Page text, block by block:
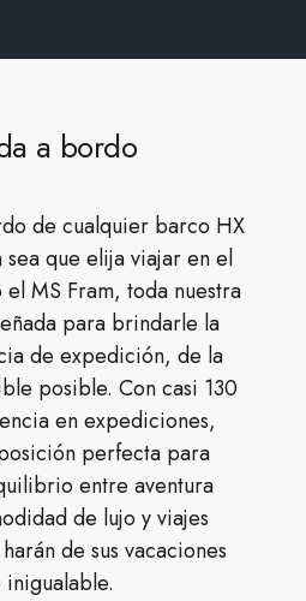
a bordo
de cualquier barco HX
sea que elija viajar en el
MS Fram, toda nuestra
para brindarle la
de expedición, de la
posible. Con casi 130
en expediciones,
perfecta para
entre aventura
de lujo y viajes
de sus vacaciones
inigualable.